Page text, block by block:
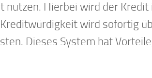
nutzen. Hierbei wird der
wird sofortig
Dieses System hat